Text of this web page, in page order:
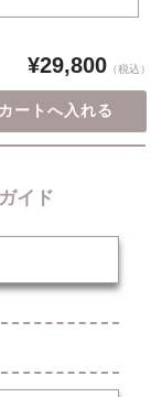
¥29,800 （税込）
イド